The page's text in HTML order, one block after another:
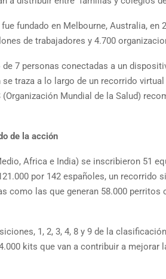
fue fundado en Melbourne, Australia,
de trabajadores y 4.700
7 personas conectadas a un
traza a lo largo de un recorrido
Mundial de la Salud)
de la acción
Africa e India) se inscribieron 51
por 142 españoles, un recorrido
como las que generan 58.000 perritos
1, 2, 3, 4, 8 y 9 de la
kits que van a contribuir a mejorar